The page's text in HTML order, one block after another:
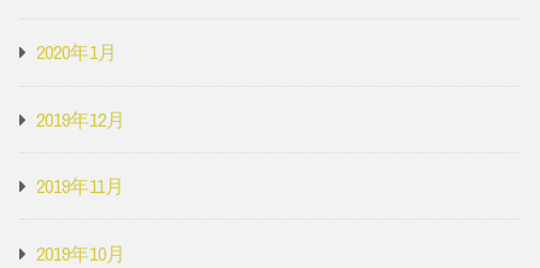
2020年1月
2019年12月
2019年11月
2019年10月